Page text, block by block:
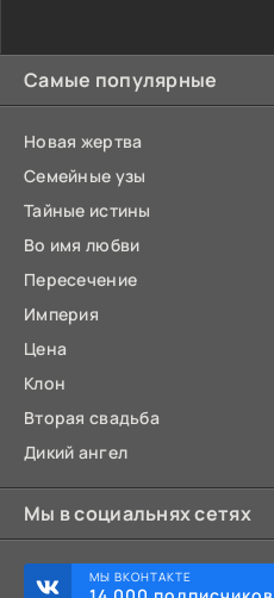
Самые популярные
Новая жертва
Семейные узы
Тайные истины
Во имя любви
Пересечение
Империя
Цена
Клон
Вторая свадьба
Дикий ангел
Мы в социальнях сетях
МЫ ВКОНТАКТЕ